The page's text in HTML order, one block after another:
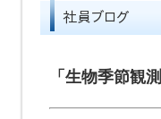
「生物季節観